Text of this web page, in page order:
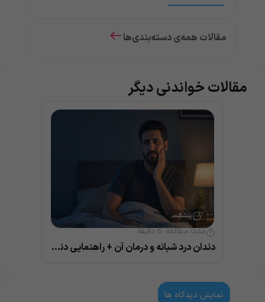
مقالات همه‌ی دسته‌بندی‌ها
مقالات خواندنی دیگر
مدت مطالعه:6 دقیقه
دندان درد شبانه و درمان آن + راهنمایی دندانپزشک
نمایش دیدگاه ها